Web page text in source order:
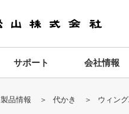
サポート 会社情報
製品情報 代かき ウィン